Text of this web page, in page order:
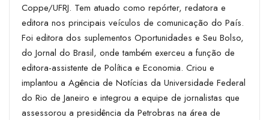
Coppe/UFRJ. Tem atuado como repórter, redatora e
editora nos principais veículos de comunicação do País.
Foi editora dos suplementos Oportunidades e Seu Bolso,
do Jornal do Brasil, onde também exerceu a função de
editora-assistente de Política e Economia. Criou e
implantou a Agência de Notícias da Universidade Federal
do Rio de Janeiro e integrou a equipe de jornalistas que
assessorou a presidência da Petrobras na área de